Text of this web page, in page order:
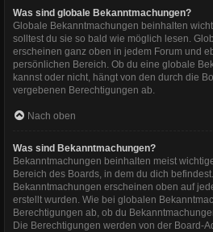
Was sind globale Bekanntmachungen?
Globale Bekanntmachungen beinhalten
solltest du sie so bald wie möglich lesen.
erscheinen ganz oben in jedem Forum und
persönlichen Bereich. Ob du eine globale
kannst oder nicht, hängt von den durch die
vergebenen Berechtigungen ab.
Nach oben
Was sind Bekanntmachungen?
Bekanntmachungen beinhalten meist
Bereich des Boards, in dem du dich
Bekanntmachungen erscheinen oben auf
erstellt wurden. Wie bei globalen
Berechtigungen ab, ob du
Die Berechtigungen werden von der Board-